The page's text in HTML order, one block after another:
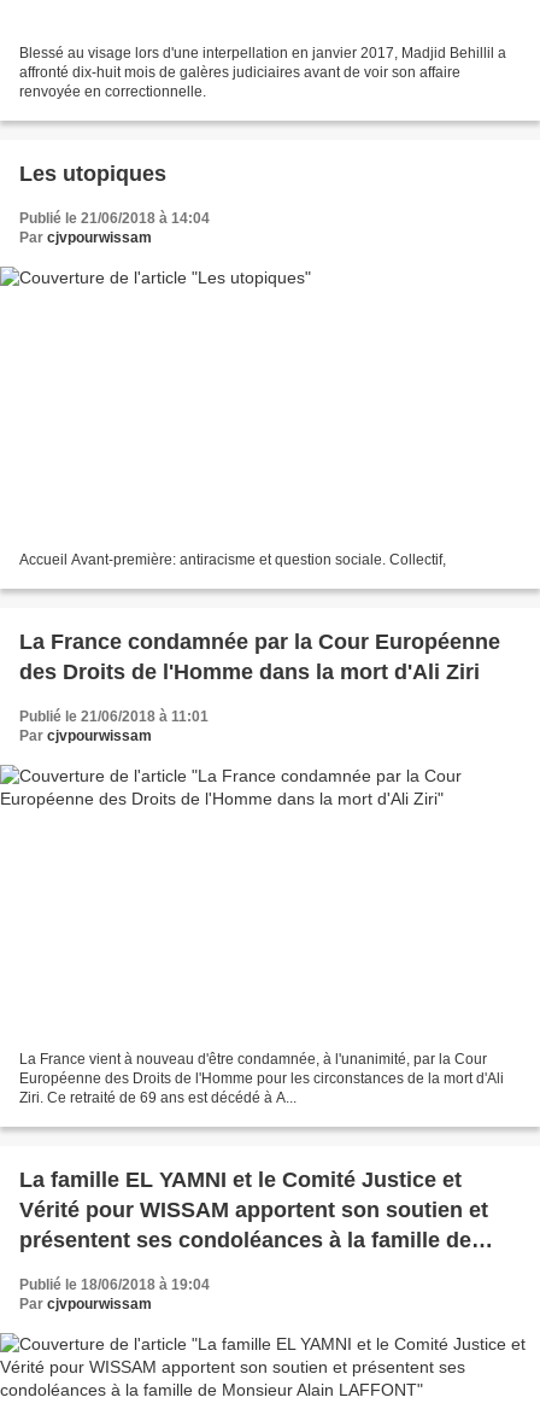
Blessé au visage lors d'une interpellation en janvier 2017, Madjid Behillil a
affronté dix-huit mois de galères judiciaires avant de voir son affaire
renvoyée en correctionnelle.
Les utopiques
Publié le 21/06/2018 à 14:04
Par cjvpourwissam
Accueil Avant-première: antiracisme et question sociale. Collectif,
La France condamnée par la Cour Européenne
des Droits de l'Homme dans la mort d'Ali Ziri
Publié le 21/06/2018 à 11:01
Par cjvpourwissam
La France vient à nouveau d'être condamnée, à l'unanimité, par la Cour
Européenne des Droits de l'Homme pour les circonstances de la mort d'Ali
Ziri. Ce retraité de 69 ans est décédé à A...
La famille EL YAMNI et le Comité Justice et
Vérité pour WISSAM apportent son soutien et
présentent ses condoléances à la famille de
Publié le 18/06/2018 à 19:04
Par cjvpourwissam